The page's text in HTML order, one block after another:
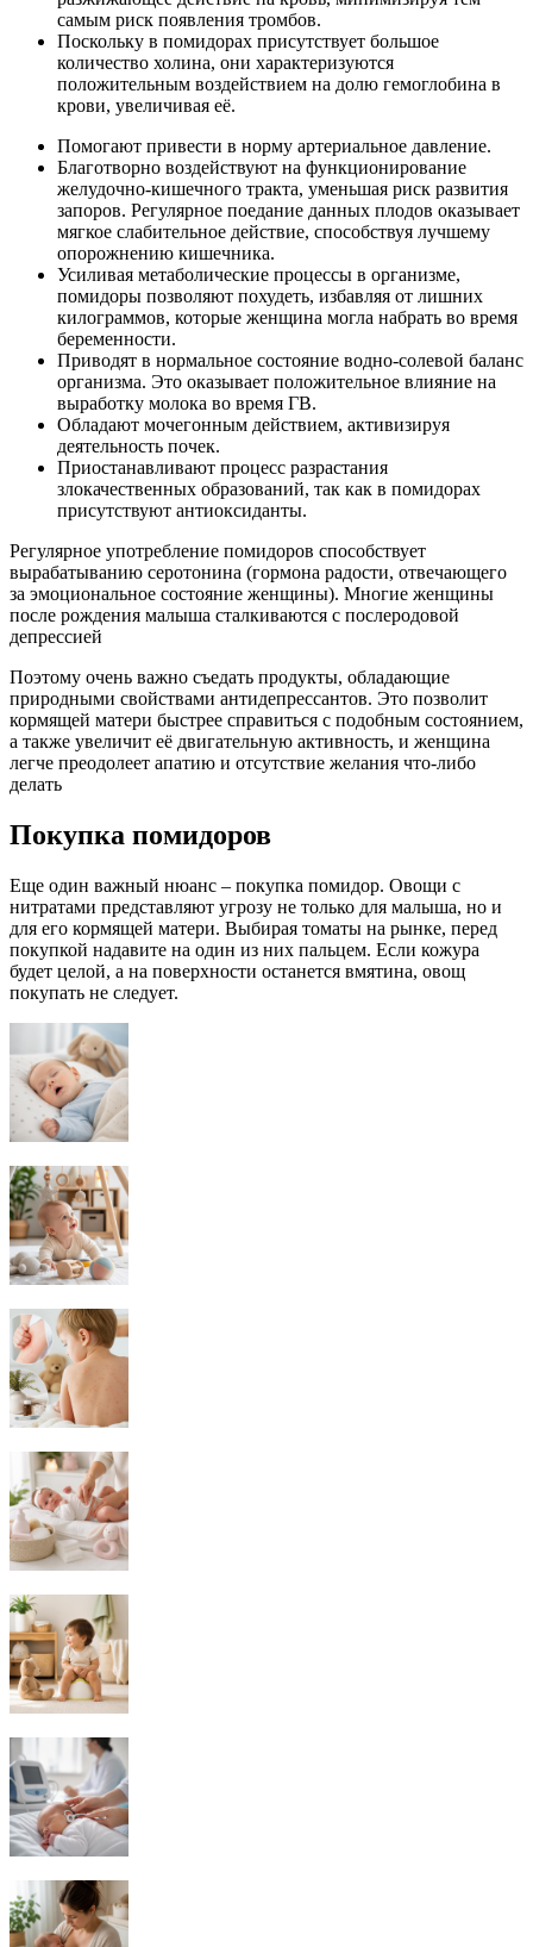
самым риск появления тромбов.
Поскольку в помидорах присутствует большое
количество холина, они характеризуются
положительным воздействием на долю гемоглобина в
крови, увеличивая её.
Помогают привести в норму артериальное давление.
Благотворно воздействуют на функционирование
желудочно-кишечного тракта, уменьшая риск развития
запоров. Регулярное поедание данных плодов оказывает
мягкое слабительное действие, способствуя лучшему
опорожнению кишечника.
Усиливая метаболические процессы в организме,
помидоры позволяют похудеть, избавляя от лишних
килограммов, которые женщина могла набрать во время
беременности.
Приводят в нормальное состояние водно-солевой баланс
организма. Это оказывает положительное влияние на
выработку молока во время ГВ.
Обладают мочегонным действием, активизируя
деятельность почек.
Приостанавливают процесс разрастания
злокачественных образований, так как в помидорах
присутствуют антиоксиданты.
Регулярное употребление помидоров способствует
вырабатыванию серотонина (гормона радости, отвечающего
за эмоциональное состояние женщины). Многие женщины
после рождения малыша сталкиваются с послеродовой
депрессией
Поэтому очень важно съедать продукты, обладающие
природными свойствами антидепрессантов. Это позволит
кормящей матери быстрее справиться с подобным состоянием,
а также увеличит её двигательную активность, и женщина
легче преодолеет апатию и отсутствие желания что-либо
делать
Покупка помидоров
Еще один важный нюанс – покупка помидор. Овощи с
нитратами представляют угрозу не только для малыша, но и
для его кормящей матери. Выбирая томаты на рынке, перед
покупкой надавите на один из них пальцем. Если кожура
будет целой, а на поверхности останется вмятина, овощ
покупать не следует.